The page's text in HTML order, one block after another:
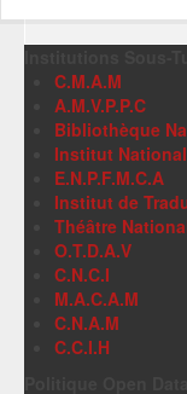
C.M.A.M
A.M.V.P.P.C
Bibliothèque
Institut
E.N.P.F.M.C.A
Institut de
Théâtre
O.T.D.A.V
C.N.C.I
M.A.C.A.M
C.N.A.M
C.C.I.H